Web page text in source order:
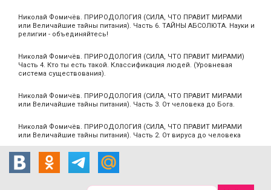
Николай Фомичёв. ПРИРОДОЛОГИЯ (СИЛА, ЧТО ПРАВИТ МИРАМИ
или Величайшие тайны питания). Часть 6. ТАЙНЫ АБСОЛЮТА. Науки и
религии - объединяйтесь!
Николай Фомичёв. ПРИРОДОЛОГИЯ (СИЛА, ЧТО ПРАВИТ МИРАМИ)
Часть 4. Кто ты есть такой. Классификация людей. (Уровневая
система существования).
Николай Фомичёв. ПРИРОДОЛОГИЯ (СИЛА, ЧТО ПРАВИТ МИРАМИ
или Величайшие тайны питания). Часть 3. От человека до Бога.
Николай Фомичёв. ПРИРОДОЛОГИЯ (СИЛА, ЧТО ПРАВИТ МИРАМИ
или Величайшие тайны питания). Часть 2. От вируса до человека